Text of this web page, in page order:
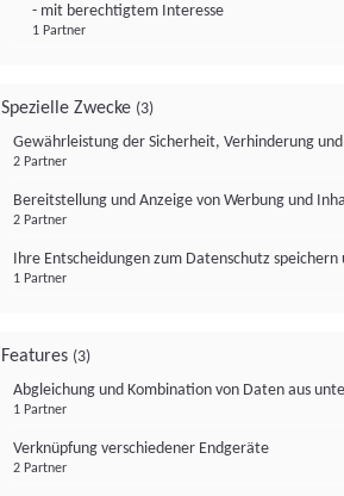
- mit berechtigtem Interesse
1 Partner
Spezielle Zwecke (3)
Gewährleistung der Sicherheit, Verhinderung
2 Partner
Bereitstellung und Anzeige von Werbung und
2 Partner
Ihre Entscheidungen zum Datenschutz
1 Partner
Features (3)
Abgleichung und Kombination von Daten aus
1 Partner
Verknüpfung verschiedener Endgeräte
2 Partner